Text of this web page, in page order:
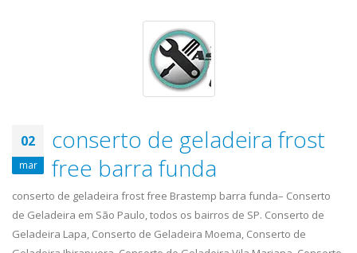
02
mar
conserto de geladeira frost
free barra funda
conserto de geladeira frost free Brastemp barra funda– Conserto
de Geladeira em São Paulo, todos os bairros de SP. Conserto de
Geladeira Lapa, Conserto de Geladeira Moema, Conserto de